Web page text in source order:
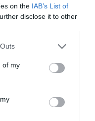
on the IAB’s List of
disclose it to other
one or more Google
You may click to
its third-party tags to
in below Google
of my
majd vegyük ki a
krumplira.
a tojást, a tejet és
35-40 percig vagy